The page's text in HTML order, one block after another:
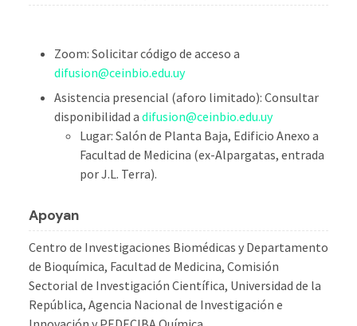
Zoom: Solicitar código de acceso a
difusion@ceinbio.edu.uy
Asistencia presencial (aforo limitado): Consultar
disponibilidad a difusion@ceinbio.edu.uy
Lugar: Salón de Planta Baja, Edificio Anexo a
Facultad de Medicina (ex-Alpargatas, entrada
por J.L. Terra).
Apoyan
Centro de Investigaciones Biomédicas y Departamento
de Bioquímica, Facultad de Medicina, Comisión
Sectorial de Investigación Científica, Universidad de la
República, Agencia Nacional de Investigación e